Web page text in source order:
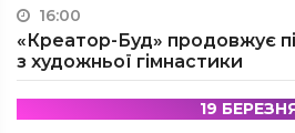
16:00
«Креатор-Буд» продовжує
з художньої гімнастики
19